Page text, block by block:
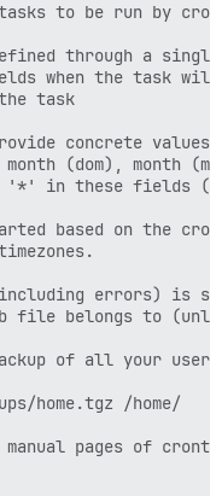
to be run by
through a
when the task will
task
concrete values
(dom), month
'*' in these fields
based on the
errors) is
file belongs to
of all your user
home.tgz /home/
pages of